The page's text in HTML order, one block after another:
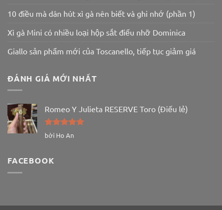
10 điều mà dân hút xì gà nên biết và ghi nhớ (phần 1)
Xì gà Mini có nhiều loại hộp sắt điếu nhỡ Dominica
Giallo sản phẩm mới của Toscanello, tiếp tục giảm giá
ĐÁNH GIÁ MỚI NHẤT
Romeo Y Julieta RESERVE Toro (Điếu lẻ)
Được xếp
bởi Ho An
FACEBOOK